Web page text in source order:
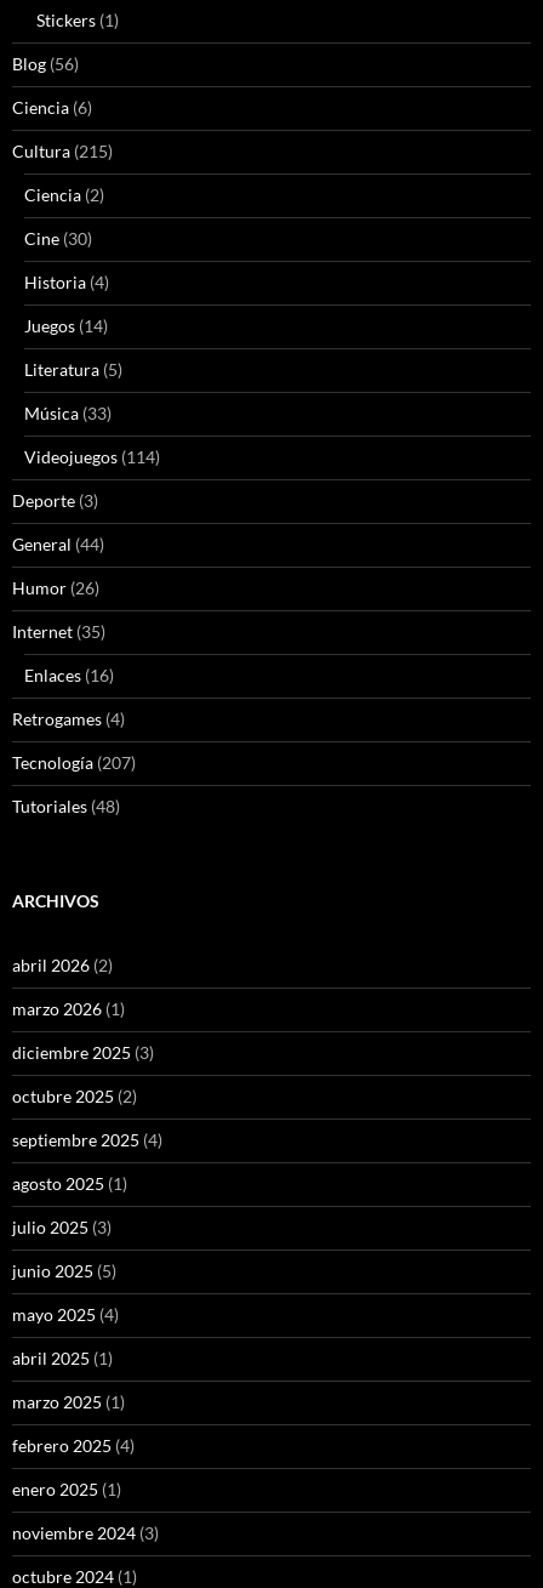
Stickers (1)
Blog (56)
Ciencia (6)
Cultura (215)
Ciencia (2)
Cine (30)
Historia (4)
Juegos (14)
Literatura (5)
Música (33)
Videojuegos (114)
Deporte (3)
General (44)
Humor (26)
Internet (35)
Enlaces (16)
Retrogames (4)
Tecnología (207)
Tutoriales (48)
ARCHIVOS
abril 2026 (2)
marzo 2026 (1)
diciembre 2025 (3)
octubre 2025 (2)
septiembre 2025 (4)
agosto 2025 (1)
julio 2025 (3)
junio 2025 (5)
mayo 2025 (4)
abril 2025 (1)
marzo 2025 (1)
febrero 2025 (4)
enero 2025 (1)
noviembre 2024 (3)
octubre 2024 (1)